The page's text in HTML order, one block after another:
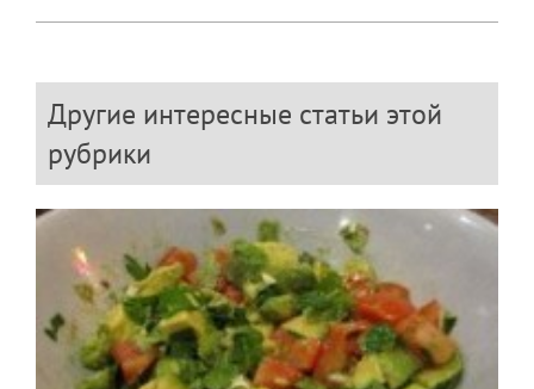
Другие интересные статьи этой
рубрики